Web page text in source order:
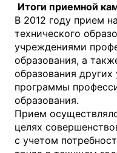
Итоги приемной
В 2012 году прием
технического
учреждениями
образования, а
образования
программы
образования.
Прием
целях
с учетом